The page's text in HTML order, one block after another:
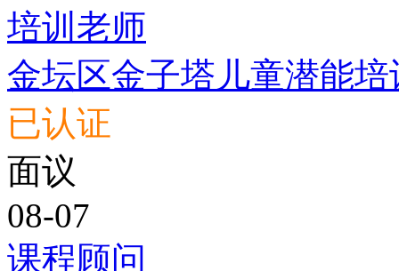
培训老师
金坛区金子塔儿童潜能培
已认证
面议
08-07
课程顾问